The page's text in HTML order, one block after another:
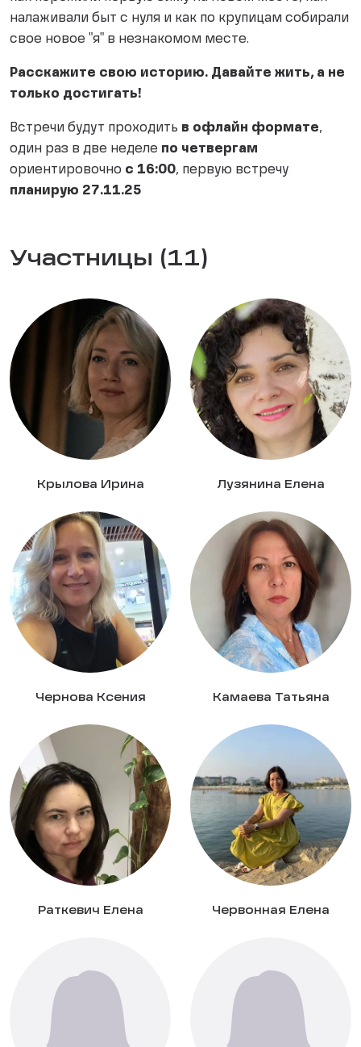
налаживали быт с нуля и как по крупицам собирали
свое новое "я" в незнакомом месте.
Расскажите свою историю. Давайте жить, а не
только достигать!
Встречи будут проходить в офлайн формате,
один раз в две неделе по четвергам
ориентировочно с 16:00, первую встречу
планирую 27.11.25
Участницы (11)
Крылова Ирина Лузянина Елена
Чернова Ксения Камаева Татьяна
Раткевич Елена Червонная Елена